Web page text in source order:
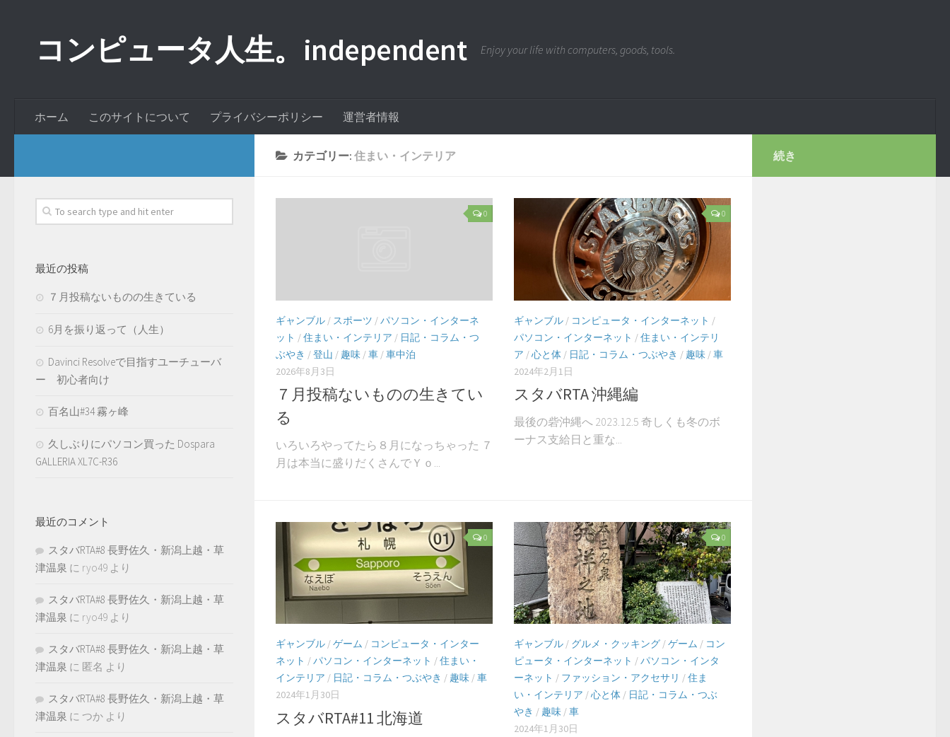
コンピュータ人生。independent Enjoy your life with computers, goods, tools.
ホーム このサイトについて プライバシーポリシー 運営者情報
カテゴリー: 住まい・インテリア
0
ギャンブル / スポーツ /パソコン・インターネ
ット /住まい・インテリア / 日記・コラム・つ
ぶやき /登山 / 趣味 /車 /車中泊
2026年8月3日
７月投稿ないものの生きてい
る
いろいろやってたら８月になっちゃった ７
月は本当に盛りだくさんでＹｏ...
0
ギャンブル / コンピュータ・インターネット /
パソコン・インターネット /住まい・インテリ
ア /心と体 / 日記・コラム・つぶやき / 趣味 /車
2024年2月1日
スタバRTA 沖縄編
最後の砦沖縄へ 2023.12.5 奇しくも冬のボ
ーナス支給日と重な...
0
ギャンブル /ゲーム / コンピュータ・インター
ネット /パソコン・インターネット /住まい・
インテリア / 日記・コラム・つぶやき / 趣味 /車
2024年1月30日
スタバRTA#11 北海道
0
ギャンブル / グルメ・クッキング /ゲーム / コン
ピュータ・インターネット /パソコン・インタ
ーネット / ファッション・アクセサリ /住ま
い・インテリア /心と体 / 日記・コラム・つぶ
やき / 趣味 /車
2024年1月30日
最近の投稿
７月投稿ないものの生きている
6月を振り返って（人生）
Davinci Resolveで目指すユーチューバ
ー 初心者向け
百名山#34 霧ヶ峰
久しぶりにパソコン買った Dospara
GALLERIA XL7C-R36
最近のコメント
スタバRTA#8 長野佐久・新潟上越・草
津温泉 に ryo49 より
スタバRTA#8 長野佐久・新潟上越・草
津温泉 に ryo49 より
スタバRTA#8 長野佐久・新潟上越・草
津温泉 に 匿名 より
スタバRTA#8 長野佐久・新潟上越・草
津温泉 に つか より
続き